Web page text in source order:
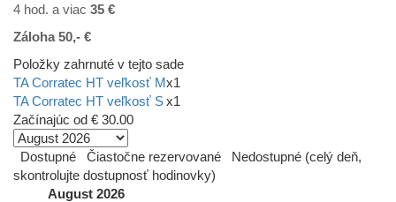
4 hod. a viac 35 €
Záloha 50,- €
Položky zahrnuté v tejto sade
TA Corratec HT veľkosť Mx1
TA Corratec HT veľkosť Sx1
Začínajúc od € 30.00
Dostupné Čiastočne rezervované
Nedostupné (celý deň,
skontrolujte dostupnosť hodinovky)
August 2026